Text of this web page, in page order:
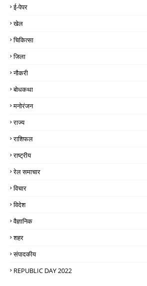
ई-पेपर
खेल
चिकित्सा
जिला
नौकरी
बोधकथा
मनोरंजन
राज्य
राशिफल
राष्ट्रीय
रेल समाचार
विचार
विदेश
वैज्ञानिक
शहर
संपादकीय
REPUBLIC DAY 2022